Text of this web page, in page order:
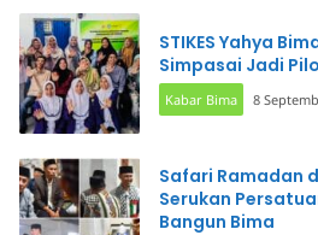
STIKES Yahya
Simpasai Jadi
Kabar Bima 8
Safari Ramadan
Serukan
Bangun Bima